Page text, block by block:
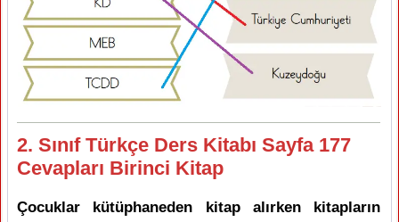
2. Sınıf Türkçe Ders Kitabı Sayfa 177
Cevapları Birinci Kitap
Çocuklar kütüphaneden kitap alırken kitapların